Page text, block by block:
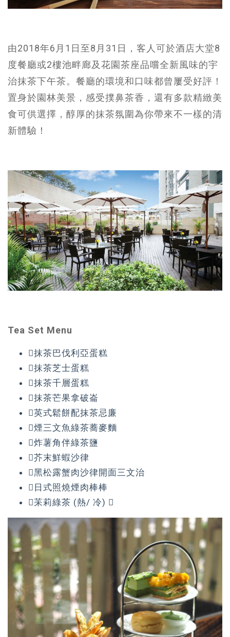
由2018年6月1日至8月31日，客人可於酒店大堂8
度餐廳或2樓池畔廊及花園茶座品嚐全新風味的宇
治抹茶下午茶。餐廳的環境和口味都曾屢受好評！
置身於園林美景，感受撲鼻茶香，還有多款精緻美
食可供選擇，醇厚的抹茶氛圍為你帶來不一樣的清
新體驗！
Tea Set Menu
抹茶巴伐利亞蛋糕
抹茶芝士蛋糕
抹茶千層蛋糕
抹茶芒果拿破崙
英式鬆餅配抹茶忌廉
煙三文魚綠茶蕎麥麵
炸薯角伴綠茶鹽
芥末鮮蝦沙律
黑松露蟹肉沙律開面三文治
日式照燒煙肉棒棒
苿莉綠茶 (熱/ 冷) 